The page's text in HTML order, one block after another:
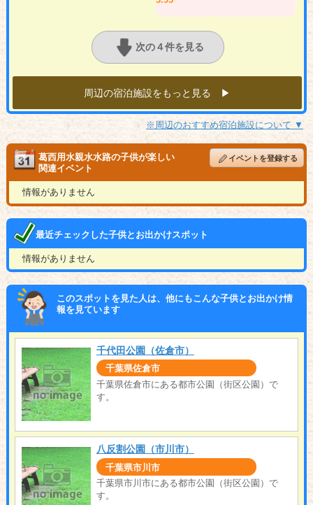
次の４件を見る
周辺の宿泊施設をもっと見る ▶︎
※周辺のおすすめ宿泊施設について ▼
葛西用水親水水路の子供が楽しい
関連イベント
イベントを登録する
情報がありません
最近チェックした子供とお出かけスポット
情報がありません
このスポットを見た人は、他にもこんな子供とお出かけ情
報を見ています
千代田公園（佐倉市）
千葉県佐倉市
千葉県佐倉市にある都市公園（街区公園）で
す。
八反割公園（市川市）
千葉県市川市
千葉県市川市にある都市公園（街区公園）で
す。